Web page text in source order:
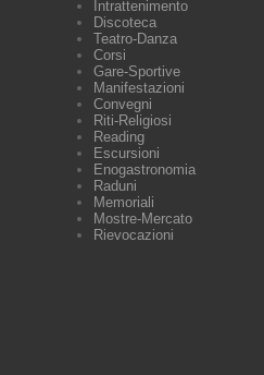
Intrattenimento
Discoteca
Teatro-Danza
Corsi
Gare-Sportive
Manifestazioni
Convegni
Riti-Religiosi
Reading
Escursioni
Enogastronomia
Raduni
Memoriali
Mostre-Mercato
Rievocazioni